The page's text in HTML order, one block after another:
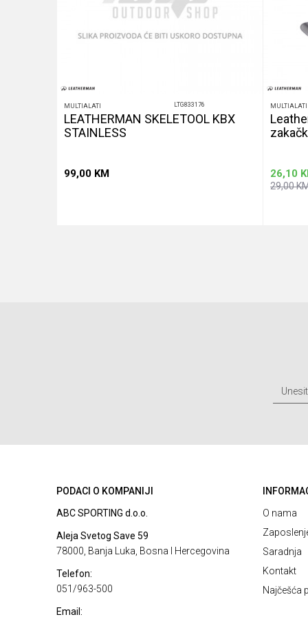
MULTIALATI LTG833176
LEATHERMAN SKELETOOL KBX
STAINLESS
99,00 KM
MULTIALATI
26,10
29,00
PODACI O KOMPANIJI
ABC SPORTING d.o.o.
Aleja Svetog Save 59
78000, Banja Luka, Bosna I Hercegovina
Telefon:
051/963-500
Email:
O nama
Saradnja
Kontakt
Najčešća